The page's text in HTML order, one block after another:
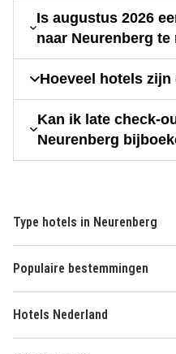
Is augustus 2026
naar Neurenberg te
Hoeveel hotels
Kan ik late check-
Neurenberg
Type hotels in Neurenberg
Populaire bestemmingen
Hotels Nederland